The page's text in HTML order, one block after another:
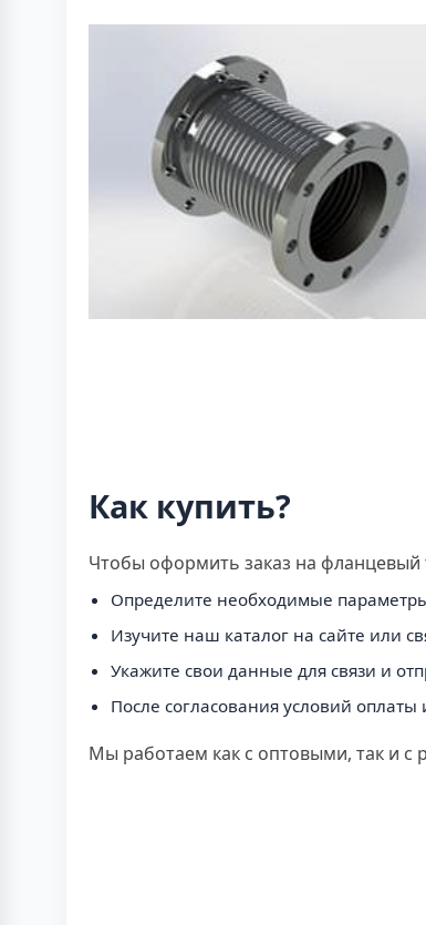
Как купить?
Чтобы оформить заказ на
Определите необходимые
Изучите наш каталог на сайте или
Укажите свои данные для связи и
После согласования условий оплаты
Мы работаем как с оптовыми, так и с